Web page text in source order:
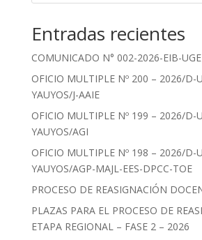
Entradas recientes
COMUNICADO N° 002-2026-EIB-
OFICIO MULTIPLE Nº 200 – 2026/D-
YAUYOS/J-AAIE
OFICIO MULTIPLE Nº 199 – 2026/D-
YAUYOS/AGI
OFICIO MULTIPLE Nº 198 – 2026/D-
YAUYOS/AGP-MAJL-EES-DPCC-TOE
PROCESO DE REASIGNACIÓN
PLAZAS PARA EL PROCESO DE
ETAPA REGIONAL – FASE 2 – 2026